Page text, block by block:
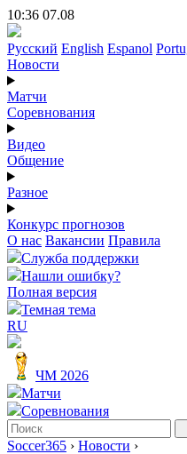
10:36 07.08
Русский English Espanol
Новости
Матчи
Соревнования
Видео
Общение
Разное
Конкурс прогнозов
О нас Вакансии Правила
Служба поддержки
Нашли ошибку?
Полная версия
Темная тема
RU
ЧМ 2026
Матчи
Соревнования
Soccer365 › Новости ›